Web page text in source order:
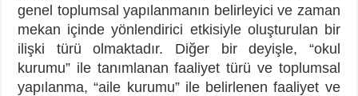
genel toplumsal yapılanmanın belirleyici ve zaman
mekan içinde yönlendirici etkisiyle oluşturulan bir
ilişki türü olmaktadır. Diğer bir deyişle, “okul
kurumu” ile tanımlanan faaliyet türü ve toplumsal
yapılanma, “aile kurumu” ile belirlenen faaliyet ve